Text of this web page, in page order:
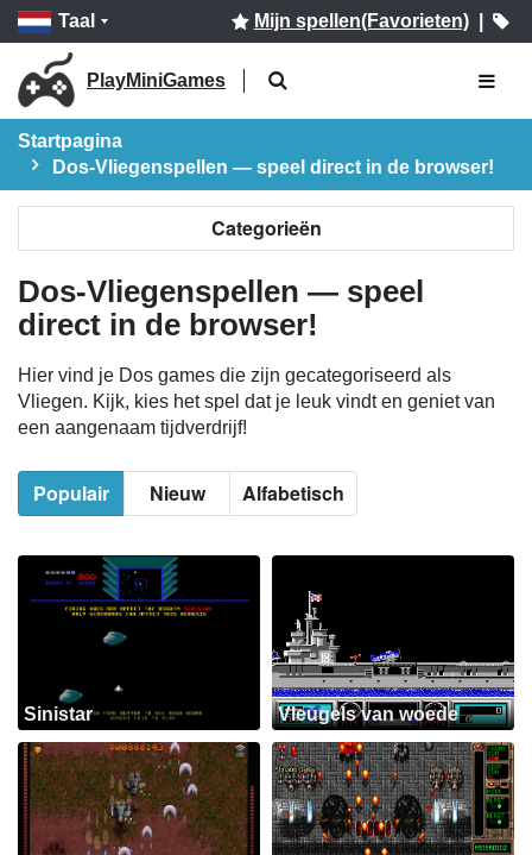
Taal Mijn spellen(Favorieten)|
PlayMiniGames
Startpagina
Dos-Vliegenspellen — speel direct in de browser!
Categorieën
Dos-Vliegenspellen — speel
direct in de browser!
Hier vind je Dos games die zijn gecategoriseerd als
Vliegen. Kijk, kies het spel dat je leuk vindt en geniet van
een aangenaam tijdverdrijf!
Populair Nieuw Alfabetisch
Sinistar Vleugels van woede